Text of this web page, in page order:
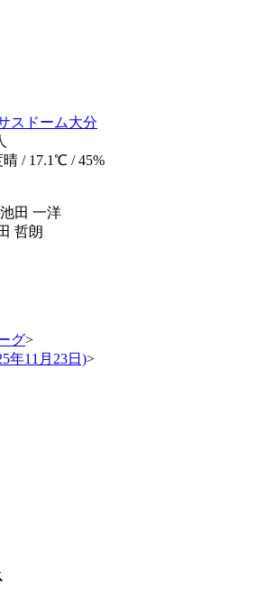
スドーム大分
晴 / 17.1℃ / 45%
田 一洋
哲朗
グ>
年11月23日)>